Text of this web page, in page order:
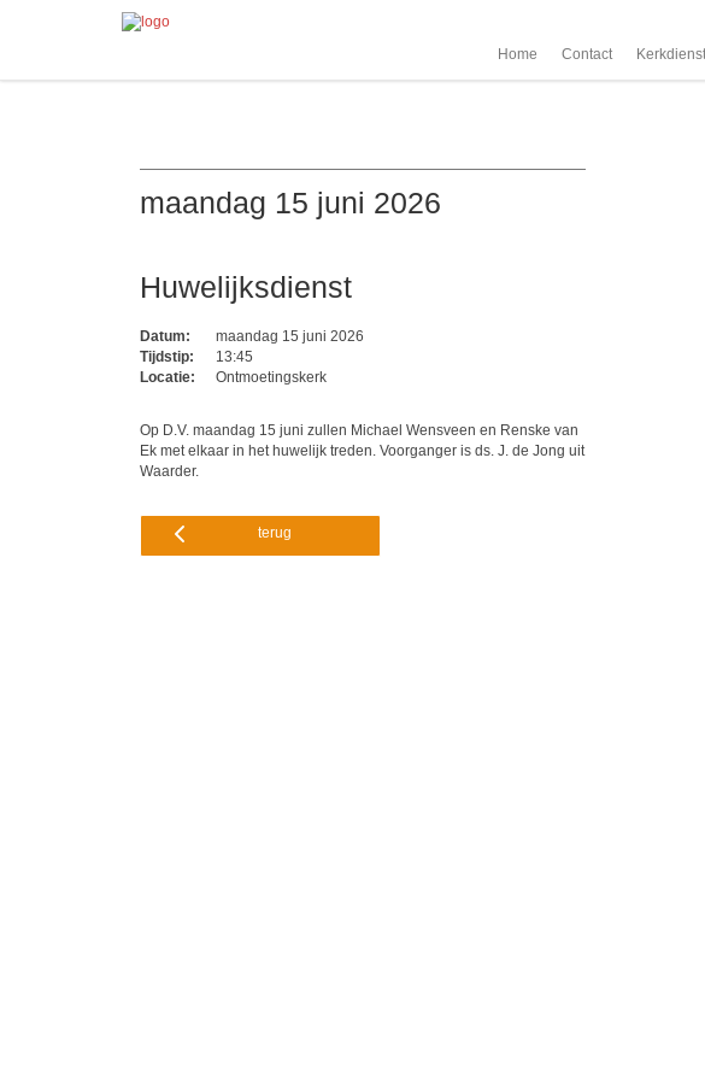
Home Contact
maandag 15 juni 2026
Huwelijksdienst
Datum:
maandag 15 juni 2026
Tijdstip:
13:45
Locatie:
Ontmoetingskerk
Op D.V. maandag 15 juni zullen Michael Wensveen en Renske van
Ek met elkaar in het huwelijk treden. Voorganger is ds. J. de Jong uit
Waarder.
terug